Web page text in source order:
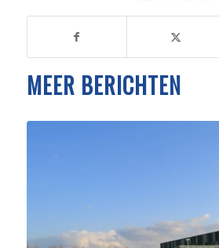
MEER BERICHTEN